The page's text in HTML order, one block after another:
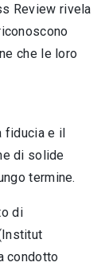
Review rivela
che le loro
fiducia e il
di solide
termine.
di
condotto